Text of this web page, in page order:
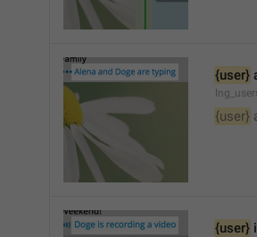
{user}
{user}
{user}